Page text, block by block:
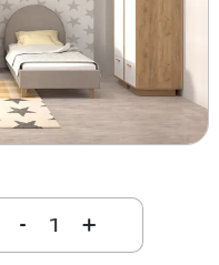
- +